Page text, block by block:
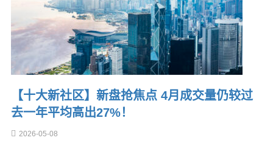
【十大新社区】新盘抢焦点 4月成交量仍较过
去一年平均高出27%！
2026-05-08